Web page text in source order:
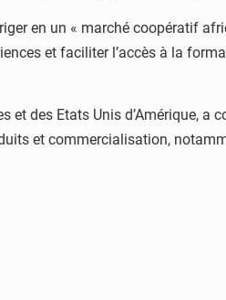
en un « marché coopératif
et faciliter l’accès à la
des Etats Unis d’Amérique,
et commercialisation,